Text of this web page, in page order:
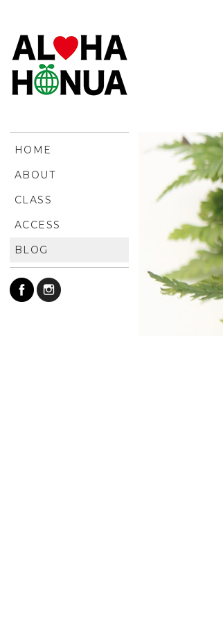
HOME
ABOUT
CLASS
ACCESS
BLOG